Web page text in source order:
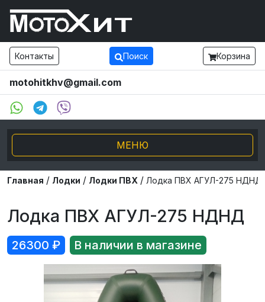
Контакты Поиск Корзина
motohitkhv@gmail.com
МЕНЮ
Электро транспорт
Мотоциклы и мопеды
Внедорожники ATV UTV
Снегоходы, Буксировщики
Главная / Лодки / Лодки ПВХ / Лодка ПВХ АГУЛ-275 НДНД
Лодка ПВХ АГУЛ-275 НДНД
26300 ₽ В наличии в магазине